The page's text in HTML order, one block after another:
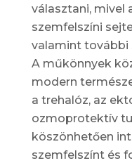
választani, mivel
szemfelszíni
valamint további
A műkönnyek
modern
a trehalóz, az
ozmoprotektív
köszönhetően
szemfelszínt és